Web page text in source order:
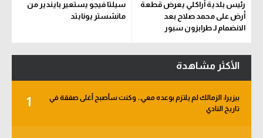
رئيس بلدية أراكلي يعرض قطعة
أرض على محمد صلاح بعد
الانضمام لـ طرابزون سبور
سيلتا فيجو يستعير بايندير من
مانشستر يونايتد
الأكثر مشاهدة
1
بيزيرا: الزمالك لم يلتزم بوعده معي.. وكنت سأصبح أغلى صفقة في
تاريخ النادي